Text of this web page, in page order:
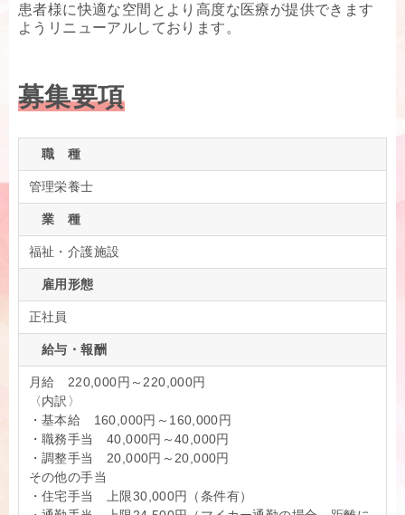
患者様に快適な空間とより高度な医療が提供できます
ようリニューアルしております。
募集要項
職 種
管理栄養士
業 種
福祉・介護施設
雇用形態
正社員
給与・報酬
月給 220,000円～220,000円
〈内訳〉
・基本給 160,000円～160,000円
・職務手当 40,000円～40,000円
・調整手当 20,000円～20,000円
その他の手当
・住宅手当 上限30,000円（条件有）